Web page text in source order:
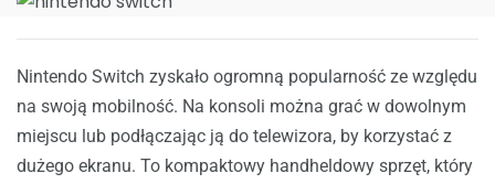
Nintendo Switch zyskało ogromną popularność ze względu
na swoją mobilność. Na konsoli można grać w dowolnym
miejscu lub podłączając ją do telewizora, by korzystać z
dużego ekranu. To kompaktowy handheldowy sprzęt, który